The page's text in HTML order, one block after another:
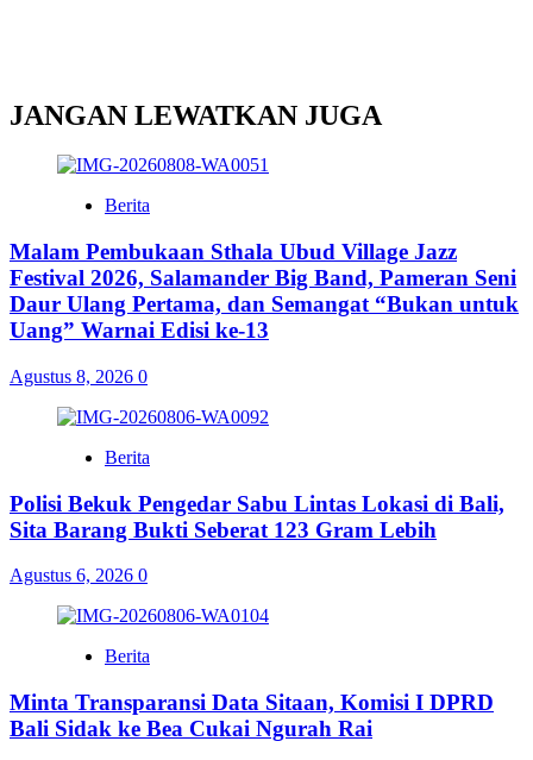
JANGAN LEWATKAN JUGA
Berita
Malam Pembukaan Sthala Ubud Village Jazz
Festival 2026, Salamander Big Band, Pameran Seni
Daur Ulang Pertama, dan Semangat “Bukan untuk
Uang” Warnai Edisi ke-13
Agustus 8, 2026 0
Berita
Polisi Bekuk Pengedar Sabu Lintas Lokasi di Bali,
Sita Barang Bukti Seberat 123 Gram Lebih
Agustus 6, 2026 0
Berita
Minta Transparansi Data Sitaan, Komisi I DPRD
Bali Sidak ke Bea Cukai Ngurah Rai